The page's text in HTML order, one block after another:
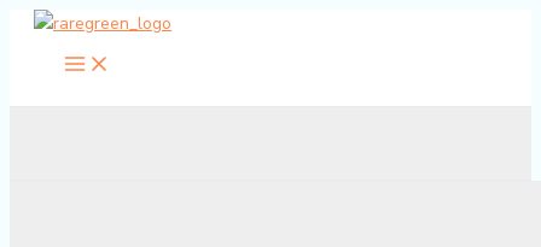
Перейти
содержимому